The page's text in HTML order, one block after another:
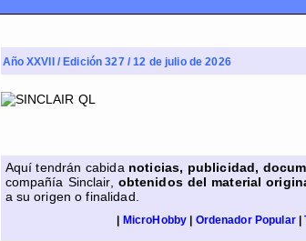
Año XXVII / Edición 327 / 12 de julio de 2026
Aquí tendrán cabida noticias, publicidad,
compañía Sinclair, obtenidos del material
a su origen o finalidad.
MicroHobby Ordenador Popular|